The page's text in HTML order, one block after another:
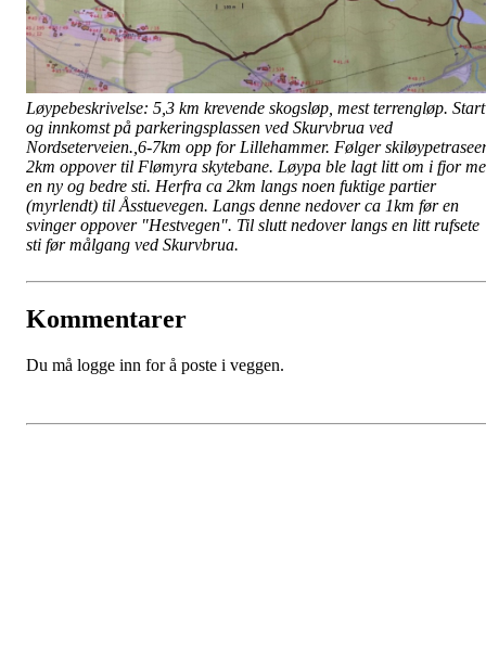
Løypebeskrivelse: 5,3 km krevende skogsløp, mest terrengløp. Start
og innkomst på parkeringsplassen ved Skurvbrua ved
Nordseterveien.,6-7km opp for Lillehammer. Følger
2km oppover til Flømyra skytebane. Løypa ble lagt litt om i fjor
en ny og bedre sti. Herfra ca 2km langs noen fuktige partier
(myrlendt) til Åsstuevegen. Langs denne nedover ca 1km før en
svinger oppover "Hestvegen". Til slutt nedover langs en litt rufsete
sti før målgang ved Skurvbrua.
Kommentarer
Du må logge inn for å poste i veggen.